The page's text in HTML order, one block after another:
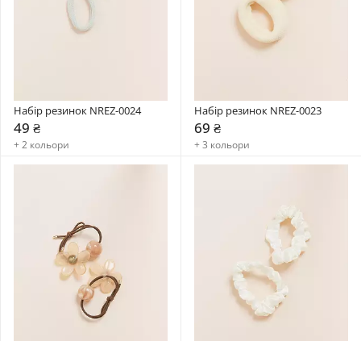
Набір резинок NREZ-0024
49 ₴
+ 2 кольори
Набір резинок NREZ-0023
69 ₴
+ 3 кольори